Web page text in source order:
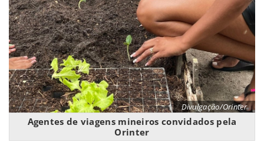
Divulgação/Orinter
Agentes de viagens mineiros convidados pela
Orinter